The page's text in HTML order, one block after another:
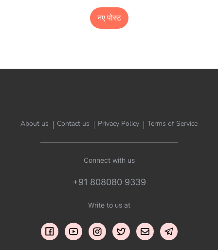
नए पोस्ट
About us Contact us Privacy Policy Terms of Service
Connect with us
+91 808080 9339
Write to us at